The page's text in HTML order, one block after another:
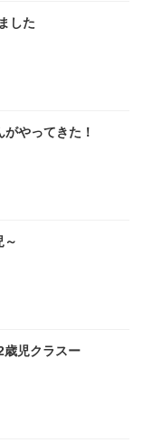
した
やってきた！
歳児クラスー